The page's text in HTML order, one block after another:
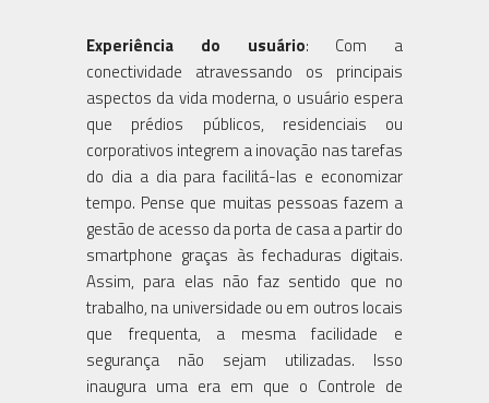
Experiência do usuário: Com a
conectividade atravessando os principais
aspectos da vida moderna, o usuário espera
que prédios públicos, residenciais ou
corporativos integrem a inovação nas tarefas
do dia a dia para facilitá-las e economizar
tempo. Pense que muitas pessoas fazem a
gestão de acesso da porta de casa a partir do
smartphone graças às fechaduras digitais.
Assim, para elas não faz sentido que no
trabalho, na universidade ou em outros locais
que frequenta, a mesma facilidade e
segurança não sejam utilizadas. Isso
inaugura uma era em que o Controle de